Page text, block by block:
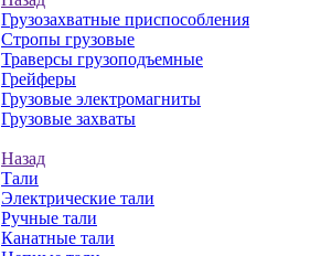
Грузозахватные приспособления
Стропы грузовые
Траверсы грузоподъемные
Грейферы
Грузовые электромагниты
Грузовые захваты
Назад
Тали
Электрические тали
Ручные тали
Канатные тали